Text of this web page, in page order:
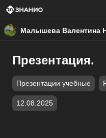
Малышева Валентина
Презентация.
Презентации учебные
12.08.2025